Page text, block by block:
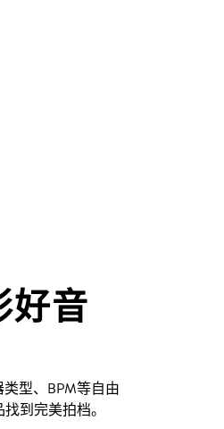
好音
型、BPM等自由
到完美拍档。